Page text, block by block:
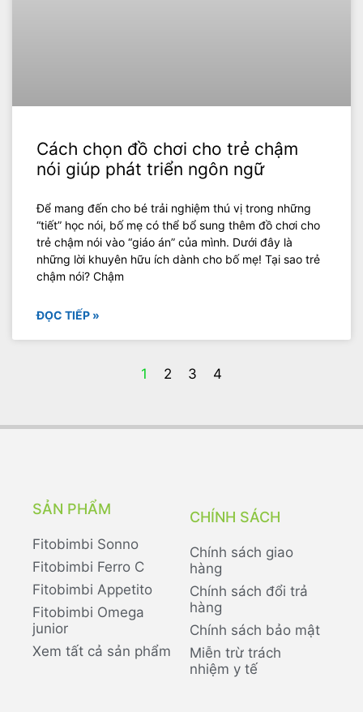
Cách chọn đồ chơi cho trẻ chậm
nói giúp phát triển ngôn ngữ
Để mang đến cho bé trải nghiệm thú vị trong những
“tiết” học nói, bố mẹ có thể bổ sung thêm đồ chơi cho
trẻ chậm nói vào “giáo án” của mình. Dưới đây là
những lời khuyên hữu ích dành cho bố mẹ! Tại sao trẻ
chậm nói? Chậm
ĐỌC TIẾP »
1 2 3 4
SẢN PHẨM
Fitobimbi Sonno
Fitobimbi Ferro C
Fitobimbi Appetito
Fitobimbi Omega
junior
Xem tất cả sản phẩm
CHÍNH SÁCH
Chính sách giao
hàng
Chính sách đổi trả
hàng
Chính sách bảo mật
Miễn trừ trách
nhiệm y tế